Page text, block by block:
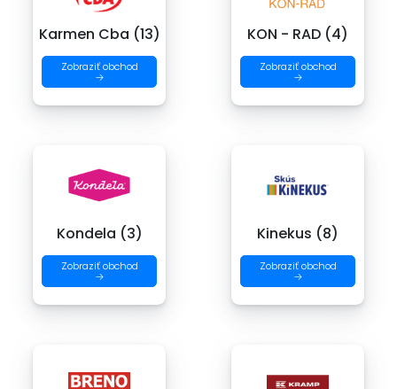
Karmen Cba (13)
Zobraziť obchod
→
KON - RAD (4)
Zobraziť obchod
→
Kondela (3)
Zobraziť obchod
→
Kinekus (8)
Zobraziť obchod
→